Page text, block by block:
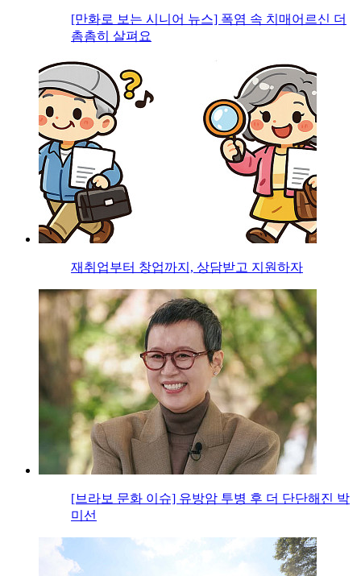
[만화로 보는 시니어 뉴스] 폭염 속 치매어르신 더
촘촘히 살펴요
재취업부터 창업까지, 상담받고 지원하자
[브라보 문화 이슈] 유방암 투병 후 더 단단해진 박
미선